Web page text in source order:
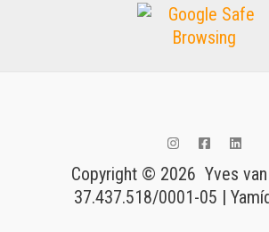
Copyright © 2026 Yves
37.437.518/0001-05 |